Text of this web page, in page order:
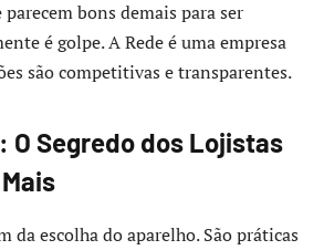
bons demais para ser
é golpe. A Rede é uma empresa
são competitivas e transparentes.
O Segredo dos Lojistas
da escolha do aparelho. São práticas